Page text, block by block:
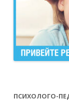
ПСИХОЛОГО-